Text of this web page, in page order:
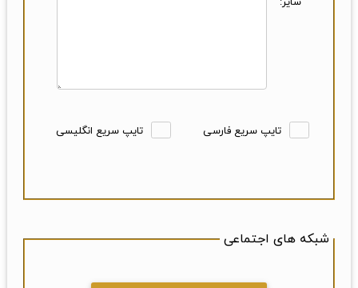
تایپ سریع فارسی تایپ سریع انگلیسی
شبکه های اجتماعی